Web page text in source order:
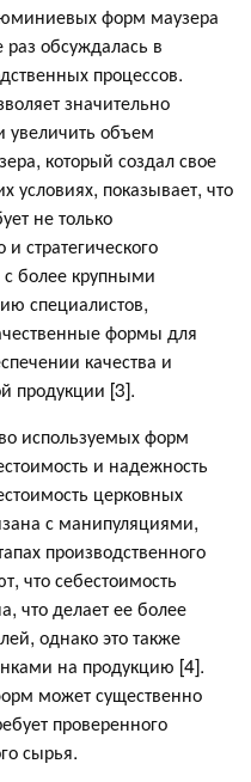
форм маузера
обсуждалась в
процессов.
значительно
увеличить объем
который создал свое
условиях, показывает, что
не только
стратегического
более крупными
специалистов,
формы для
качества и
продукции [3].
используемых форм
и надежность
церковных
с манипуляциями,
производственного
что себестоимость
что делает ее более
однако это также
на продукцию [4].
может существенно
проверенного
сырья.